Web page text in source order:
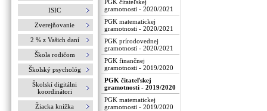
ISIC
Zverejňovanie
2 % z Vašich daní
Škola rodičom
Školský psychológ
Školskí digitálni
koordinátori
Žiacka knižka
PGK čitateľskej
gramotnosti - 2020/2021
PGK matematickej
gramotnosti - 2020/2021
PGK prírodovednej
gramotnosti - 2020/2021
PGK finančnej
gramotnosti - 2019/2020
PGK čitateľskej
gramotnosti - 2019/2020
PGK matematickej
gramotnosti - 2019/2020